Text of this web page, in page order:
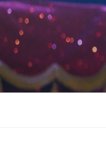
Aller
contenu
principal